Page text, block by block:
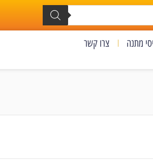
מתנה צרו קשר